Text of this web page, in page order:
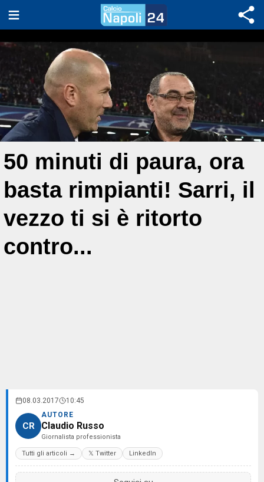
50 minuti di paura, ora
basta rimpianti! Sarri, il
vezzo ti si è ritorto
contro...
08.03.2017 10:45
CR
AUTORE
Claudio Russo
Giornalista professionista
Tutti gli articoli → 𝕏 Twitter LinkedIn